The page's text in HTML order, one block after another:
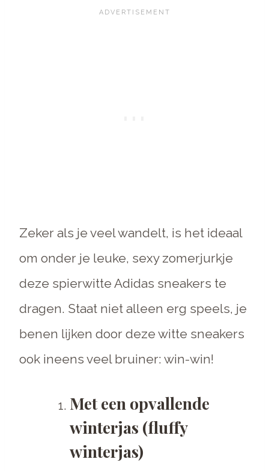
Zeker als je veel wandelt, is het ideaal
om onder je leuke, sexy zomerjurkje
deze spierwitte Adidas sneakers te
dragen. Staat niet alleen erg speels, je
benen lijken door deze witte sneakers
ook ineens veel bruiner: win-win!
Met een opvallende
winterjas (fluffy
winterjas)